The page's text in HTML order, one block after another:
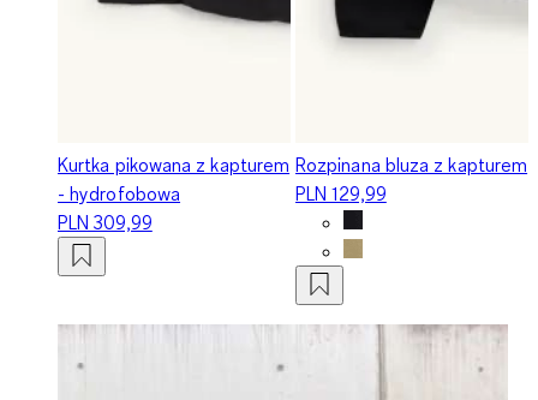
Kurtka pikowana z kapturem
- hydrofobowa
PLN 309,99
Rozpinana bluza z kapturem
PLN 129,99